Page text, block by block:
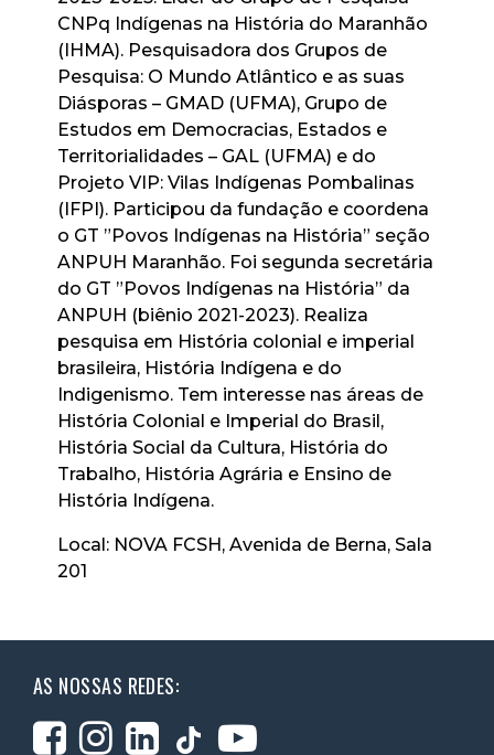
CNPq Indígenas na História do Maranhão
(IHMA). Pesquisadora dos Grupos de
Pesquisa: O Mundo Atlântico e as suas
Diásporas – GMAD (UFMA), Grupo de
Estudos em Democracias, Estados e
Territorialidades – GAL (UFMA) e do
Projeto VIP: Vilas Indígenas Pombalinas
(IFPI). Participou da fundação e coordena
o GT ”Povos Indígenas na História” seção
ANPUH Maranhão. Foi segunda secretária
do GT ”Povos Indígenas na História” da
ANPUH (biênio 2021-2023). Realiza
pesquisa em História colonial e imperial
brasileira, História Indígena e do
Indigenismo. Tem interesse nas áreas de
História Colonial e Imperial do Brasil,
História Social da Cultura, História do
Trabalho, História Agrária e Ensino de
História Indígena.
Local: NOVA FCSH, Avenida de Berna, Sala
201
AS NOSSAS REDES: